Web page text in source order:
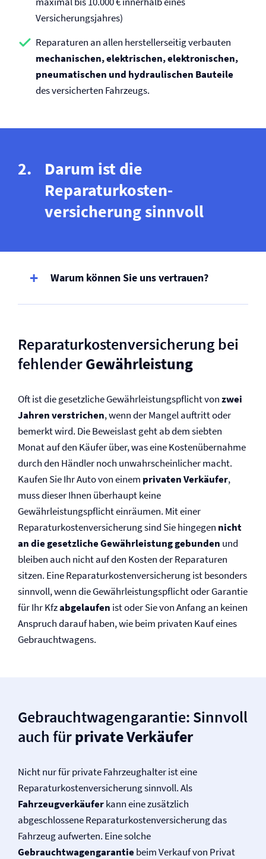
Versicherungsjahres)
Reparaturen an allen herstellerseitig verbauten
mechanischen, elektrischen, elektronischen,
pneumatischen und hydraulischen Bauteile
des versicherten Fahrzeugs.
Darum ist die
Reparaturkosten­
versicherung sinnvoll
Warum können Sie uns vertrauen?
Reparaturkosten­versicherung bei
fehlenderGewährleistung
Oft ist die gesetzliche Gewährleistungspflicht vonzwei
Jahren verstrichen, wenn der Mangel auftritt oder
bemerkt wird. Die Beweislast geht ab dem siebten
Monat auf den Käufer über, was eine Kostenübernahme
durch den Händler noch unwahrscheinlicher macht.
Kaufen Sie Ihr Auto von einem privaten Verkäufer,
muss dieser Ihnen überhaupt keine
Gewährleistungspflicht einräumen. Mit einer
Reparaturkosten­versicherung sind Sie hingegen nicht
an die gesetzliche Gewährleistung gebunden und
bleiben auch nicht auf den Kosten der Reparaturen
sitzen. Eine Reparaturkosten­versicherung ist besonders
sinnvoll, wenn die Gewährleistungspflicht oder Garantie
für Ihr Kfzabgelaufen ist oder Sie von Anfang an keinen
Anspruch darauf haben, wie beim privaten Kauf eines
Gebrauchtwagens.
Gebrauchtwagengarantie: Sinnvoll
auch fürprivate Verkäufer
Nicht nur für private Fahrzeughalter ist eine
Reparaturkosten­versicherung sinnvoll. Als
Fahrzeugverkäuferkann eine zusätzlich
abgeschlossene Reparaturkosten­versicherung das
Fahrzeug aufwerten. Eine solche
Gebrauchtwagengarantiebeim Verkauf von Privat